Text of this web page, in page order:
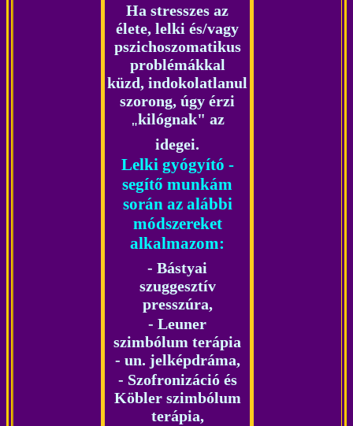
Ha stresszes az
élete, lelki és/vagy
pszichoszomatikus
problémákkal
küzd, indokolatlanul
szorong, úgy érzi
"kilógnak" az
idegei.
Lelki gyógyító -
segítő munkám
során az alábbi
módszereket
alkalmazom:
- Bástyai
szuggesztív
presszúra,
- Leuner
szimbólum terápia
- un. jelképdráma,
- Szofronizáció és
Köbler szimbólum
terápia,